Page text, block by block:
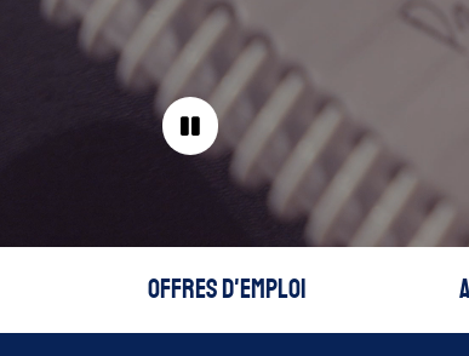
Pause
Accueil
Offres d'emploi